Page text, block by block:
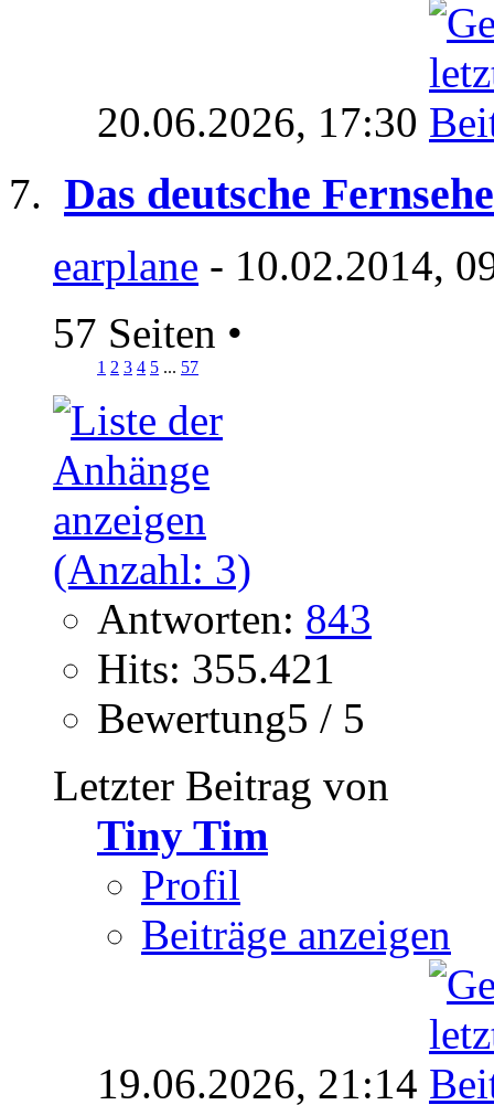
20.06.2026, 17:30
Das deutsche
earplane - 10.02.2014,
57 Seiten •
1 2 3 4 5 ... 57
Antworten: 843
Hits: 355.421
Bewertung5 / 5
Letzter Beitrag von
Tiny Tim
Profil
Beiträge anzeigen
19.06.2026, 21:14